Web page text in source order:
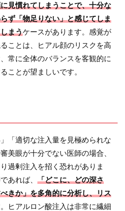
見慣れてしまうことで、十分な
ず「物足りない」と感じてしま
まうケースがあります。感覚が
ことは、ヒアル顔のリスクを高
常に全体のバランスを客観的に
ことが望ましいです。
「適切な注入量を見極められな
美眼が十分でない医師の場合、
過剰注入を招く恐れがありま
あれば、 「どこに、どの深さ
きか」を多角的に分析し、リス
ヒアルロン酸注入は非常に繊細